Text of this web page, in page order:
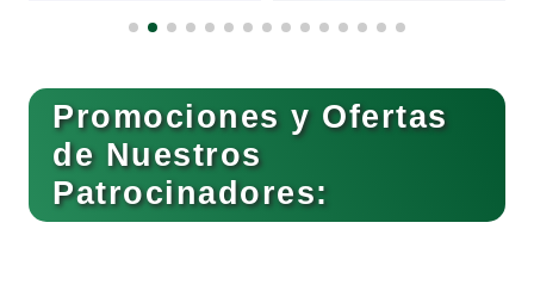
Boutiques
Buceo
Cafeterías
Promociones y Ofertas
de Nuestros
Patrocinadores: